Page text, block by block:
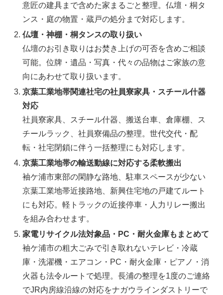
意匠の建具まで含めた家まるごと整理。仏壇・桐タ
ンス・庭の物置・蔵戸の処分まで対応します。
仏壇・神棚・桐タンスの取り扱い
仏壇のお引き取りはお焚き上げの可否を含めご相談
可能。位牌・遺品・写真・代々の品物はご家族の意
向にあわせて取り扱います。
京葉工業地帯関連社宅の社員寮家具・スチール什器
対応
社員寮家具、スチール什器、搬送台車、倉庫棚、ス
チールラック、社員寮備品の整理。世代交代・配
転・社宅閉鎖に伴う一括整理にも対応します。
京葉工業地帯の輸送動線に対応する柔軟搬出
袖ケ浦市東部の閑静な路地、駐車スペースが少ない
京葉工業地帯近接路地、新興住宅地の戸建てルート
にも対応。軽トラックの近接停車・人力リレー搬出
を組み合わせます。
家電リサイクル法対象品・PC・耐火金庫もまとめて
袖ケ浦市の粗大ごみで引き取れないテレビ・冷蔵
庫・洗濯機・エアコン・PC・耐火金庫・ピアノ・消
火器も法令ルートで処理。長浦の整理を1度のご連絡
でJR内房線沿線の対応をナガウラインダストリーで